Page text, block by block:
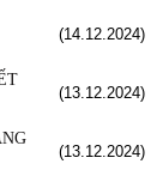
(14.12.2024)
(13.12.2024)
(13.12.2024)